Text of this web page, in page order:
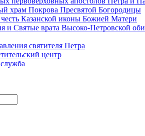
храм Покрова Пресвятой Богородицы
Казанской иконы Божией Матери
и Святые врата Высоко-Петровской
святителя Петра
центр